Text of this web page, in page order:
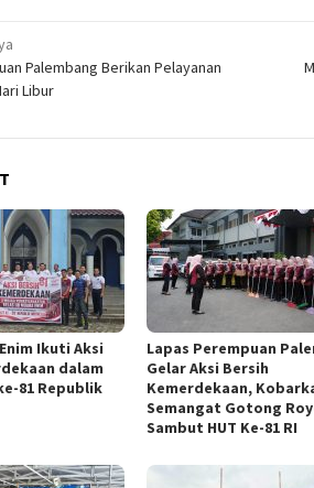
Palembang Berikan Pelayanan
Libur
Ikuti Aksi
dalam
81 Republik
Lapas Perempuan
Gelar Aksi Bersih
Kemerdekaan,
Semangat Gotong
Sambut HUT Ke-81 RI